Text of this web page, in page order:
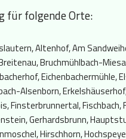
für folgende Orte:
Altenhof, Am
Bruchmühlbach-
Eichenbachermühle,
Alsenborn,
Finsterbrunnertal, Fischbach,
Gerhardsbrunn,
Hirschhorn,